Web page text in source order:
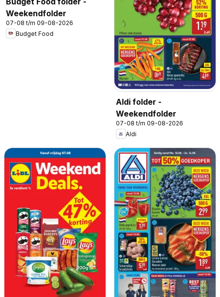
Weekendfolder
07-08 t/m 09-08-2026
Budget Food
Aldi folder -
Weekendfolder
07-08 t/m 09-08-2026
Aldi